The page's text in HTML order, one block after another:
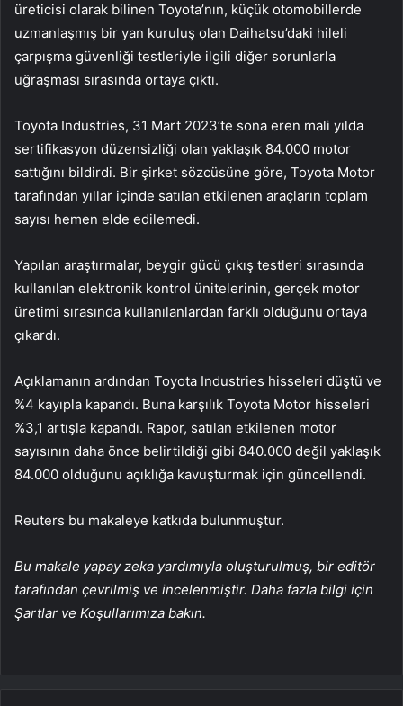
üreticisi olarak bilinen Toyota’nın, küçük otomobillerde
uzmanlaşmış bir yan kuruluş olan Daihatsu’daki hileli
çarpışma güvenliği testleriyle ilgili diğer sorunlarla
uğraşması sırasında ortaya çıktı.
Toyota Industries, 31 Mart 2023’te sona eren mali yılda
sertifikasyon düzensizliği olan yaklaşık 84.000 motor
sattığını bildirdi. Bir şirket sözcüsüne göre, Toyota Motor
tarafından yıllar içinde satılan etkilenen araçların toplam
sayısı hemen elde edilemedi.
Yapılan araştırmalar, beygir gücü çıkış testleri sırasında
kullanılan elektronik kontrol ünitelerinin, gerçek motor
üretimi sırasında kullanılanlardan farklı olduğunu ortaya
çıkardı.
Açıklamanın ardından Toyota Industries hisseleri düştü ve
%4 kayıpla kapandı. Buna karşılık Toyota Motor hisseleri
%3,1 artışla kapandı. Rapor, satılan etkilenen motor
sayısının daha önce belirtildiği gibi 840.000 değil yaklaşık
84.000 olduğunu açıklığa kavuşturmak için güncellendi.
Reuters bu makaleye katkıda bulunmuştur.
Bu makale yapay zeka yardımıyla oluşturulmuş, bir editör
tarafından çevrilmiş ve incelenmiştir. Daha fazla bilgi için
Şartlar ve Koşullarımıza bakın.